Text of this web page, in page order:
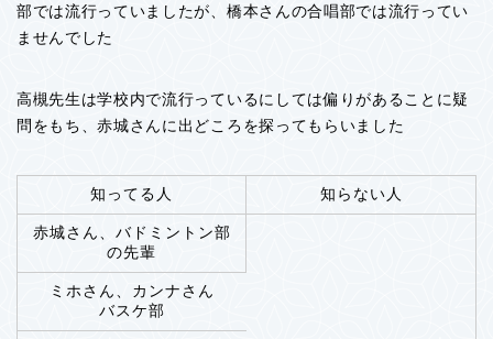
部では流行っていましたが、橋本さんの合唱部では流行ってい
ませんでした
高槻先生は学校内で流行っているにしては偏りがあることに疑
問をもち、赤城さんに出どころを探ってもらいました
知ってる人 知らない人
赤城さん、バドミントン部
の先輩
ミホさん、カンナさん
バスケ部